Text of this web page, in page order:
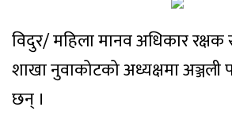
विदुर/ महिला मानव अधिकार रक्षक
शाखा नुवाकोटको अध्यक्षमा
छन् ।